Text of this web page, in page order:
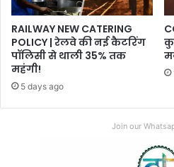
RAILWAY NEW CATERING
POLICY | रेलवे की नई कैटरिंग
पॉलिसी से थाली 35% तक
महंगी!
5 days ago
Join our